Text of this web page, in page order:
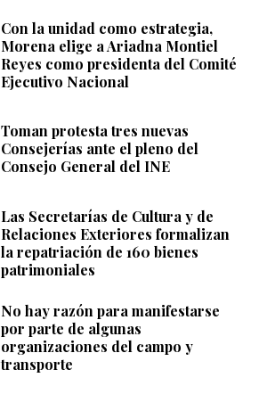
Con la unidad como estrategia,
Morena elige a Ariadna Montiel
Reyes como presidenta del Comité
Ejecutivo Nacional
Toman protesta tres nuevas
Consejerías ante el pleno del
Consejo General del INE
Las Secretarías de Cultura y de
Relaciones Exteriores formalizan
la repatriación de 160 bienes
patrimoniales
No hay razón para manifestarse
por parte de algunas
organizaciones del campo y
transporte